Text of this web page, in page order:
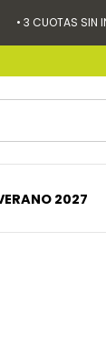
• 3 CUOTAS SIN